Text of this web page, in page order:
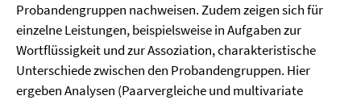
Probandengruppen nachweisen. Zudem zeigen sich für
einzelne Leistungen, beispielsweise in Aufgaben zur
Wortflüssigkeit und zur Assoziation, charakteristische
Unterschiede zwischen den Probandengruppen. Hier
ergeben Analysen (Paarvergleiche und multivariate